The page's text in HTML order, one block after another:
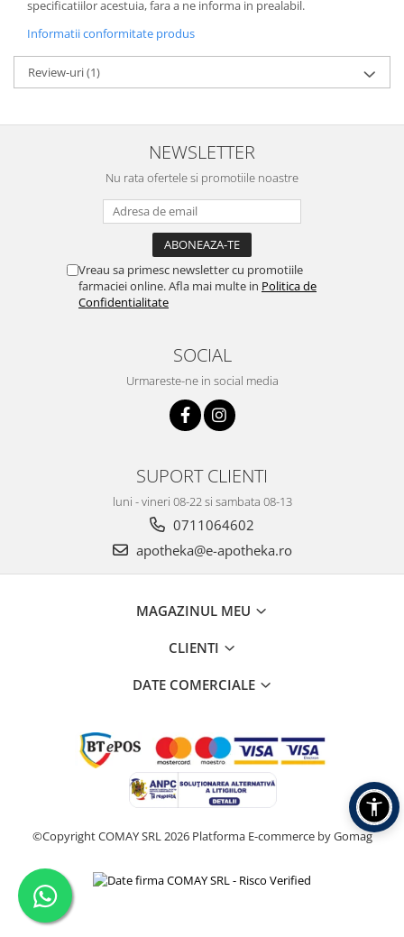
specificatiilor acestuia, fara a ne informa in prealabil.
Informatii conformitate produs
Review-uri(1)
NEWSLETTER
Nu rata ofertele si promotiile noastre
Vreau sa primesc newsletter cu promotiile
farmaciei online. Afla mai multe in Politica de
Confidentialitate
SOCIAL
Urmareste-ne in social media
SUPORT CLIENTI
luni - vineri 08-22 si sambata 08-13
0711064602
apotheka@e-apotheka.ro
MAGAZINUL MEU
CLIENTI
DATE COMERCIALE
©Copyright COMAY SRL 2026 Platforma E-commerce by Gomag